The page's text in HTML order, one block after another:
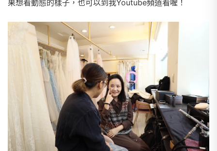
果想看動態的樣子，也可以到我Youtube頻道看喔！